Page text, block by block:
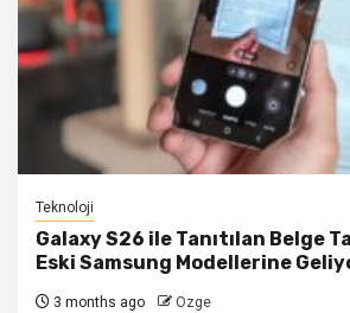
Teknoloji
Galaxy S26 ile Tanıtılan Belge
Eski Samsung Modellerine
3 months ago Ozge